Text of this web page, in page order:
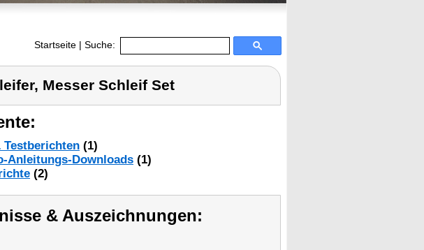
Startseite | Suche:
Messer Schleif Set
Testberichten (1)
Anleitungs-Downloads (1)
(2)
& Auszeichnungen: